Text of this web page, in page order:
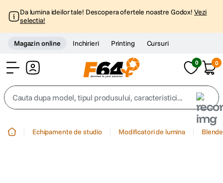
Da lumina ideilor tale! Descopera ofertele noastre Godox! Vezi
selectia!
Magazin online Inchirieri Printing Cursuri
0 0
Cauta dupa model, tipul produsului, caracteristici...
Echipamente de studio Modificatori de lumina